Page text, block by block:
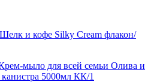
и кофе Silky Cream флакон/
мыло для всей семьи Олива и
5000мл КК/1